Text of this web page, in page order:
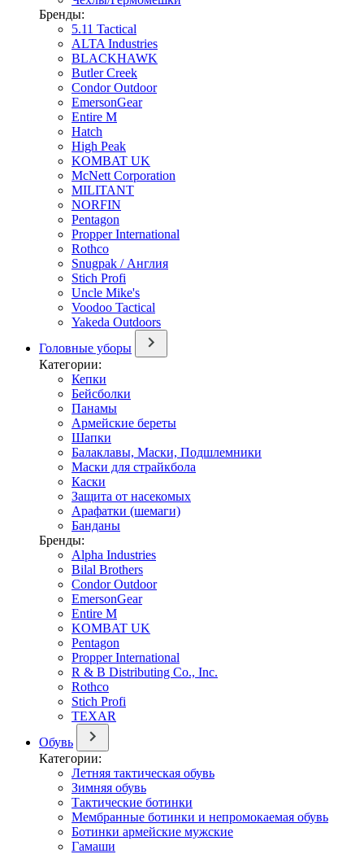
Бренды:
5.11 Tactical
ALTA Industries
BLACKHAWK
Butler Creek
Condor Outdoor
EmersonGear
Entire M
Hatch
High Peak
KOMBAT UK
McNett Corporation
MILITANT
NORFIN
Pentagon
Propper International
Rothco
Snugpak / Англия
Stich Profi
Uncle Mike's
Voodoo Tactical
Yakeda Outdoors
Головные уборы
Категории:
Кепки
Бейсболки
Панамы
Армейские береты
Шапки
Балаклавы, Маски, Подшлемники
Маски для страйкбола
Каски
Защита от насекомых
Арафатки (шемаги)
Банданы
Бренды:
Alpha Industries
Bilal Brothers
Condor Outdoor
EmersonGear
Entire M
KOMBAT UK
Pentagon
Propper International
R & B Distributing Co., Inc.
Rothco
Stich Profi
TEXAR
Обувь
Категории:
Летняя тактическая обувь
Зимняя обувь
Тактические ботинки
Мембранные ботинки и непромокаемая обувь
Ботинки армейские мужские
Гамаши